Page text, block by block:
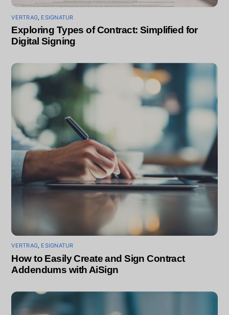
VERTRAG, ESIGNATUR
Exploring Types of Contract: Simplified for
Digital Signing
VERTRAG, ESIGNATUR
How to Easily Create and Sign Contract
Addendums with AiSign